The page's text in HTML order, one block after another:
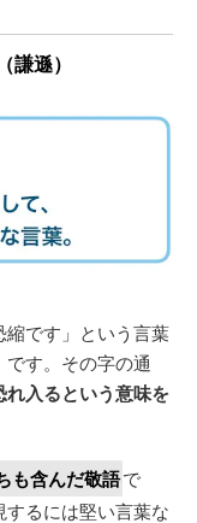
遜）
縮です」という言葉
す。その字の通
入るという意味を
も含んだ敬語で
るには堅い言葉な